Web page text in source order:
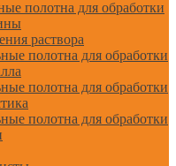
полотна для обработки
раствора
полотна для обработки
полотна для обработки
полотна для обработки